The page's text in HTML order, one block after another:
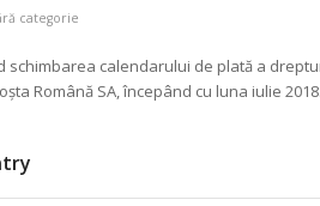
categorie
schimbarea calendarului de plată a
Română SA, începând cu luna iulie 2018.